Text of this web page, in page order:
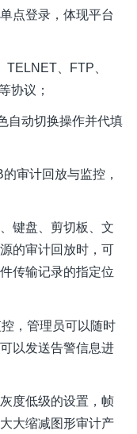
点登录，体现平台
TELNET FTP
协议；
自动切换操作并代填
的审计回放与监控，
键盘、剪切板、文
的审计回放时，可
传输记录的指定位
，管理员可以随时
以发送告警信息进
度低级的设置，帧
大缩减图形审计产